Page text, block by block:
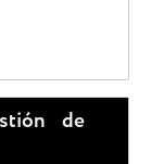
de